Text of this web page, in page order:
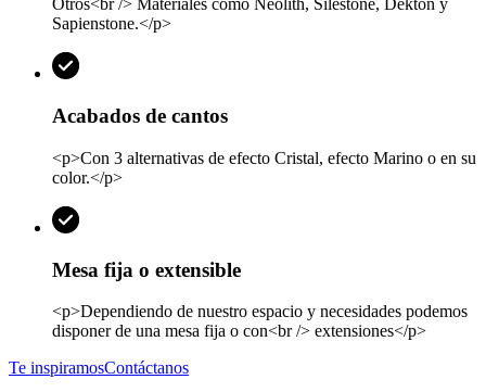
Otros<br /> Materiales como Neolith, Silestone, Dekton y
Sapienstone.</p>
Acabados de cantos
<p>Con 3 alternativas de efecto Cristal, efecto Marino o en su
color.</p>
Mesa fija o extensible
<p>Dependiendo de nuestro espacio y necesidades podemos
disponer de una mesa fija o con<br /> extensiones</p>
Te inspiramosContáctanos